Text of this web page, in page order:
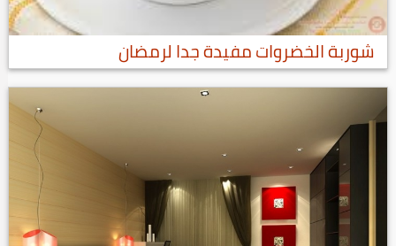
شوربة الخضروات مفيدة جدا لرمضان